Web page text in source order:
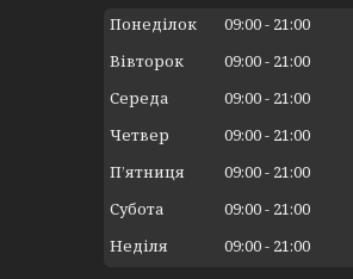
Понеділок 09:00
21:00
Вівторок
09:00
21:00
Середа
09:00
21:00
Четвер
09:00
21:00
Пʼятниця
09:00
21:00
Субота
09:00
21:00
Неділя
09:00 21:00